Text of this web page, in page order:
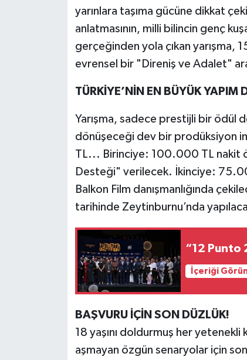
yarınlara taşıma gücüne dikkat
anlatmasının, milli bilincin genç
gerçeğinden yola çıkan yarışma,
evrensel bir "Direniş ve Adalet"
TÜRKİYE’NİN EN BÜYÜK YAPIM
Yarışma, sadece prestijli bir ödül
dönüşeceği dev bir prodüksiyon
TL... Birinciye: 100.000 TL nakit
Desteği" verilecek. İkinciye:
Balkon Film danışmanlığında
tarihinde Zeytinburnu’nda
“12 Punto
İçeriği
BAŞVURU İÇİN SON DÜZLÜK!
18 yaşını doldurmuş her yetenekli
aşmayan özgün senaryolar için